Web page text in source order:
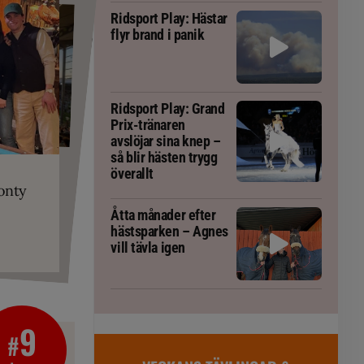
är allt
fång
blivit
tränaren
#9
Ridsport Play: Hästar
flyr brand i panik
Ridsport Play: Grand
Prix-tränaren
avslöjar sina knep –
så blir hästen trygg
överallt
Åtta månader efter
hästsparken – Agnes
vill tävla igen